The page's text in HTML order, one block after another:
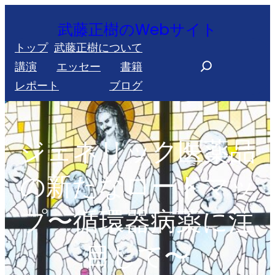
を
ス
キ
ッ
プ
武藤正樹のWebサイト
トップ 武藤正樹について
講演
エッセー
書籍
レポート
ブログ
r
c
h
ジェネリック医薬品
の新たなロードマッ
プ〜循環器病薬に注
目して〜